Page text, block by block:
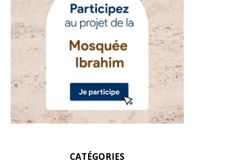
CATÉGORIES